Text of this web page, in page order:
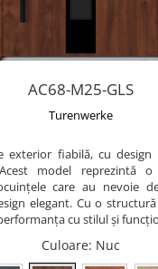
AC68-M25-GLS
Turenwerke
exterior fiabilă, cu
model reprezintă
care au nevoie
elegant. Cu o
cu stilul și
Culoare: Nuc